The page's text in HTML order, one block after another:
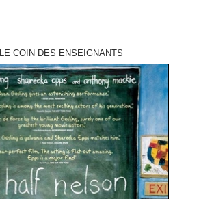
LE COIN DES ENSEIGNANTS